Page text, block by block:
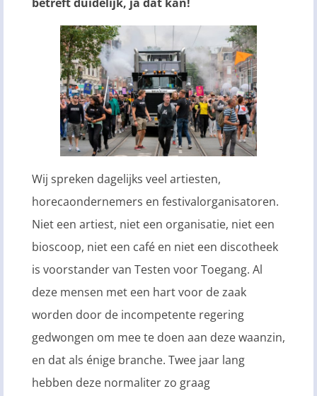
Wij spreken dagelijks veel artiesten,
horecaondernemers en festivalorganisatoren.
Niet een artiest, niet een organisatie, niet een
bioscoop, niet een café en niet een discotheek
is voorstander van Testen voor Toegang. Al
deze mensen met een hart voor de zaak
worden door de incompetente regering
gedwongen om mee te doen aan deze waanzin,
en dat als énige branche. Twee jaar lang
hebben deze normaliter zo graag